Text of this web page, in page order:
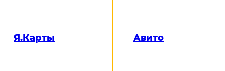
Я.Карты Авито